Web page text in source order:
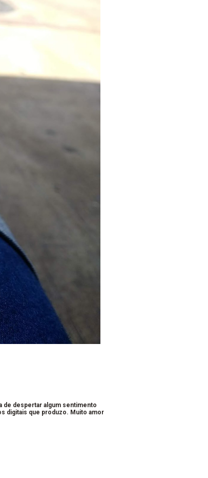
de despertar algum sentimento
digitais que produzo. Muito amor